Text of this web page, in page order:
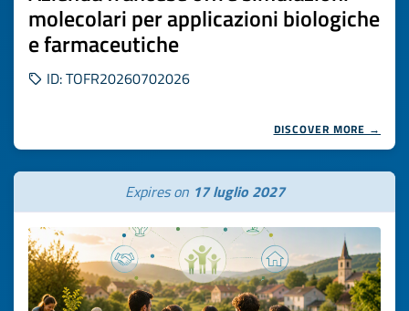
molecolari per applicazioni biologiche
e farmaceutiche
ID: TOFR20260702026
DISCOVER MORE →
Expires on 17 luglio 2027